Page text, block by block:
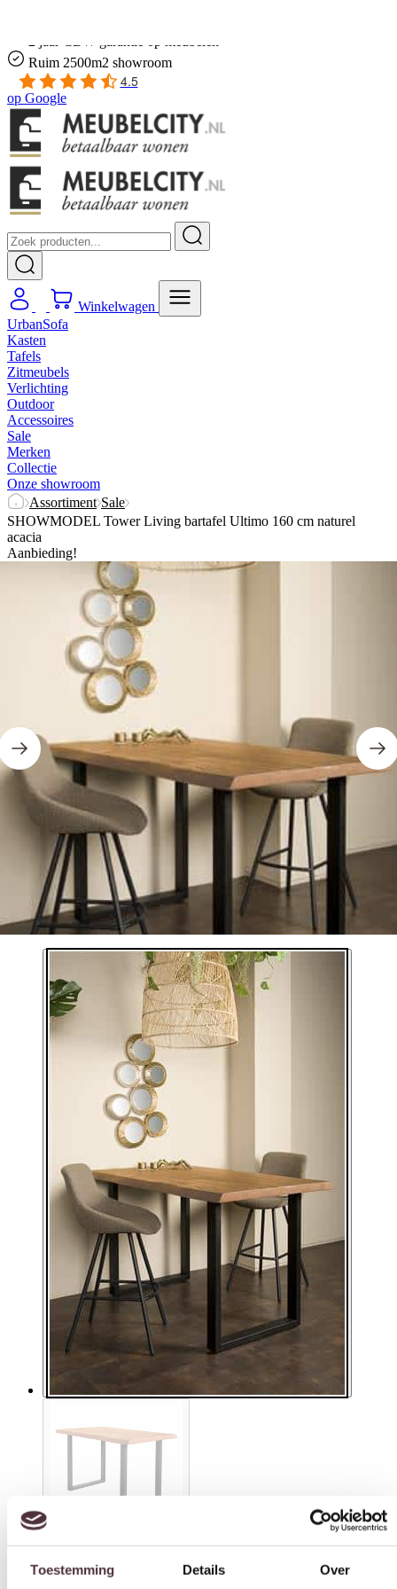
Toestemming Over
Ruim 2500m2 showroom
4.5
op Google
Winkelwagen
UrbanSofa
Kasten
Tafels
Zitmeubels
Verlichting
Outdoor
Accessoires
Sale
Merken
Collectie
Onze showroom
Assortiment Sale
SHOWMODEL Tower Living bartafel Ultimo 160 cm naturel
acacia
Aanbieding!
SHOWMODEL Tower Living bartafel Ultimo 160 cm naturel